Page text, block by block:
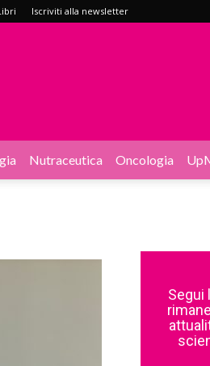
Iscriviti alla newsletter
Nutraceutica Oncologia
Segui